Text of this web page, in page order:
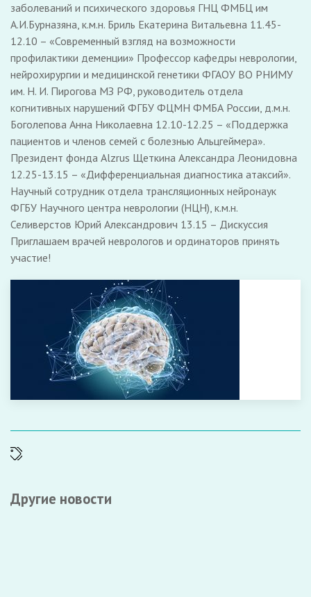
заболеваний и психического здоровья ГНЦ ФМБЦ им
А.И.Бурназяна, к.м.н. Бриль Екатерина Витальевна 11.45-
12.10 – «Современный взгляд на возможности
профилактики деменции» Профессор кафедры неврологии,
нейрохирургии и медицинской генетики ФГАОУ ВО РНИМУ
им. Н. И. Пирогова МЗ РФ, руководитель отдела
когнитивных нарушений ФГБУ ФЦМН ФМБА России, д.м.н.
Боголепова Анна Николаевна 12.10-12.25 – «Поддержка
пациентов и членов семей с болезнью Альцгеймера».
Президент фонда Alzrus Щеткина Александра Леонидовна
12.25-13.15 – «Дифференциальная диагностика атаксий».
Научный сотрудник отдела трансляционных нейронаук
ФГБУ Научного центра неврологии (НЦН), к.м.н.
Селиверстов Юрий Александрович 13.15 – Дискуссия
Приглашаем врачей неврологов и ординаторов принять
участие!
Другие новости